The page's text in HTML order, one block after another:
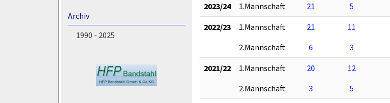
Archiv
1990 - 2025
2023/24 1.Mannschaft 21 5
2022/23 1.Mannschaft 21 11
2.Mannschaft
6 3
2021/22 1.Mannschaft 20 12
2.Mannschaft
3 5